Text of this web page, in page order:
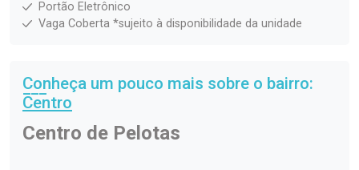
Portão Eletrônico
Vaga Coberta *sujeito à disponibilidade da unidade
Conheça um pouco mais sobre o bairro:
Centro
Centro de Pelotas